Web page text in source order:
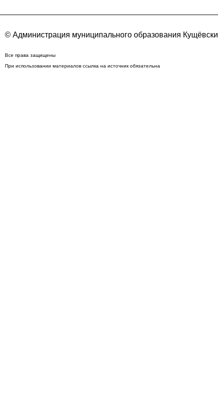
© Администрация муниципального образования
Все права защищены
При использовании материалов ссылка на источник обязательна